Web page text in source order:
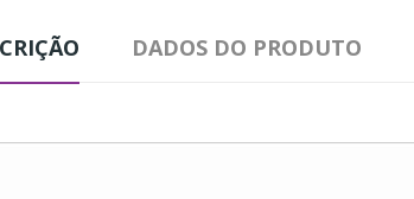
DADOS DO PRODUTO